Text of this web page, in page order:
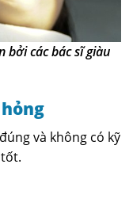
bởi các bác sĩ giàu
và không có kỹ